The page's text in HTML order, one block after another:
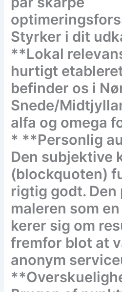
Styrker i dit
**Lokal
hurtigt
befinder os i
Snede/
alfa og omega
* **Personlig
Den subjektive
(blockquoten)
rigtig godt.
maleren som
kerer sig om
fremfor blot at
anonym